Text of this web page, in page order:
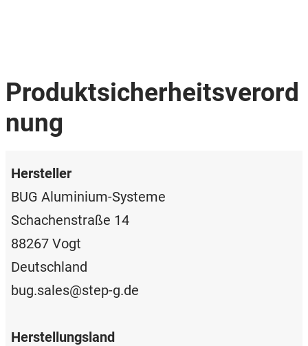
Produktsicherheitsverord
nung
Hersteller
BUG Aluminium-Systeme
Schachenstraße 14
88267 Vogt
Deutschland
bug.sales@step-g.de
Herstellungsland